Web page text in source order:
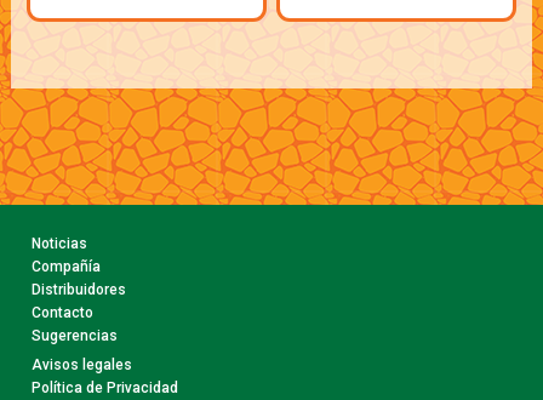
Noticias
Compañía
Distribuidores
Contacto
Sugerencias
Avisos legales
Política de Privacidad